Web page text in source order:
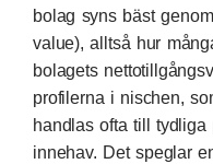
bolag syns bäst
value), alltså hur
bolagets
profilerna i nischen,
handlas ofta till
innehav. Det speglar